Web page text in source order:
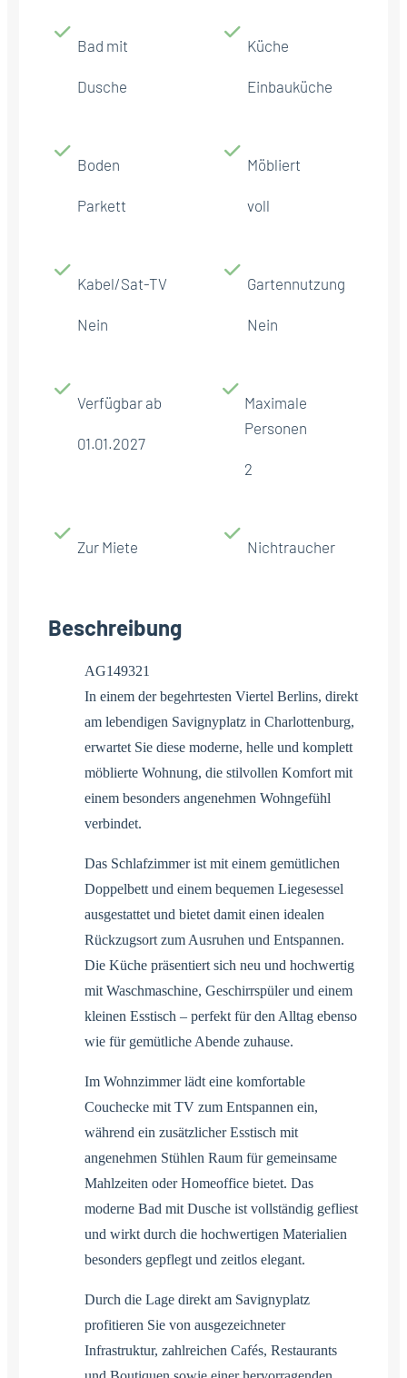
Bad mit
Dusche
Küche
Einbauküche
Boden
Parkett
Möbliert
voll
Kabel/Sat-TV
Nein
Gartennutzung
Nein
Verfügbar ab
01.01.2027
Maximale
Personen
2
Zur Miete Nichtraucher
Beschreibung
AG149321
In einem der begehrtesten Viertel Berlins, direkt
am lebendigen Savignyplatz in Charlottenburg,
erwartet Sie diese moderne, helle und komplett
möblierte Wohnung, die stilvollen Komfort mit
einem besonders angenehmen Wohngefühl
verbindet.
Das Schlafzimmer ist mit einem gemütlichen
Doppelbett und einem bequemen Liegesessel
ausgestattet und bietet damit einen idealen
Rückzugsort zum Ausruhen und Entspannen.
Die Küche präsentiert sich neu und hochwertig
mit Waschmaschine, Geschirrspüler und einem
kleinen Esstisch – perfekt für den Alltag ebenso
wie für gemütliche Abende zuhause.
Im Wohnzimmer lädt eine komfortable
Couchecke mit TV zum Entspannen ein,
während ein zusätzlicher Esstisch mit
angenehmen Stühlen Raum für gemeinsame
Mahlzeiten oder Homeoffice bietet. Das
moderne Bad mit Dusche ist vollständig gefliest
und wirkt durch die hochwertigen Materialien
besonders gepflegt und zeitlos elegant.
Durch die Lage direkt am Savignyplatz
profitieren Sie von ausgezeichneter
Infrastruktur, zahlreichen Cafés, Restaurants